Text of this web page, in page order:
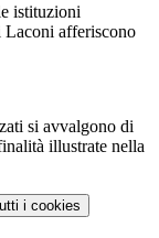
istituzioni
Laconi afferiscono
si avvalgono di
illustrate nella
i cookies